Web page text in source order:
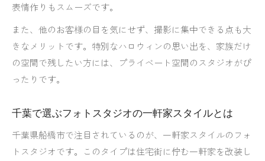
表情作りもスムーズです。
また、他のお客様の目を気にせず、撮影に集中できる点も大
きなメリットです。特別なハロウィンの思い出を、家族だけ
の空間で残したい方には、プライベート空間のスタジオがぴ
ったりです。
千葉で選ぶフォトスタジオの一軒家スタイルとは
千葉県船橋市で注目されているのが、一軒家スタイルのフォ
トスタジオです。このタイプは住宅街に佇む一軒家を改装し